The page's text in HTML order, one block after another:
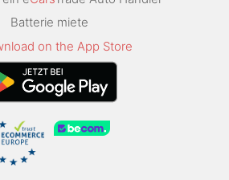
Batterie miete